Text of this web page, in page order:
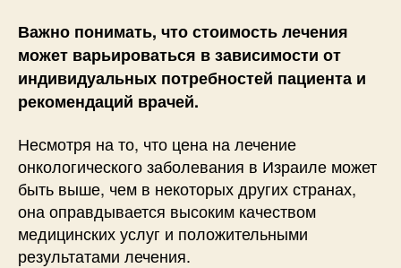
Важно понимать, что стоимость лечения
может варьироваться в зависимости от
индивидуальных потребностей пациента и
рекомендаций врачей.
Несмотря на то, что цена на лечение
онкологического заболевания в Израиле может
быть выше, чем в некоторых других странах,
она оправдывается высоким качеством
медицинских услуг и положительными
результатами лечения.